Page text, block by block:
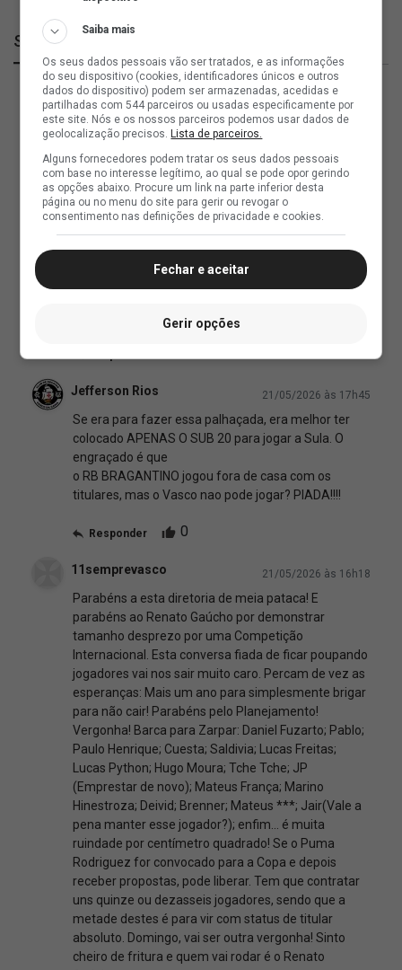
SuperVasco
Saiba mais
Os seus dados pessoais vão ser tratados, e as informações
do seu dispositivo (cookies, identificadores únicos e outros
dados do dispositivo) podem ser armazenadas, acedidas e
partilhadas com 544 parceiros ou usadas especificamente por
este site. Nós e os nossos parceiros podemos usar dados de
geolocalização precisos.Lista de parceiros.
Alguns fornecedores podem tratar os seus dados pessoais
com base no interesse legítimo, ao qual se pode opor gerindo
as opções abaixo. Procure um link na parte inferior desta
página ou no menu do site para gerir ou revogar o
consentimento nas definições de privacidade e cookies.
Fechar e aceitar
Gerir opções